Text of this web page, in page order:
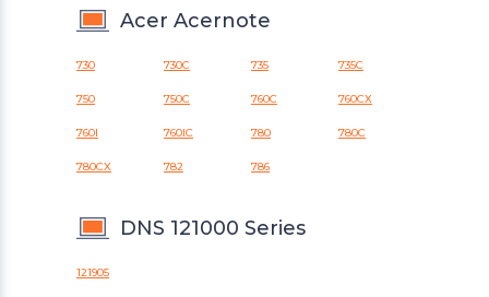
Acer Acernote
730 730C 735 735C
750 750C 760C 760CX
760I 760IC 780 780C
780CX 782 786
DNS 121000 Series
121905